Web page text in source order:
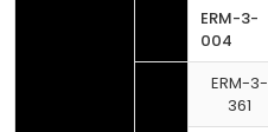
ERM-3-
004
ERM-3-
361